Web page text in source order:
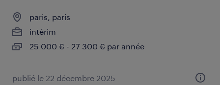
paris, paris
intérim
25 000 € - 27 300 € par année
publié le 22 décembre 2025